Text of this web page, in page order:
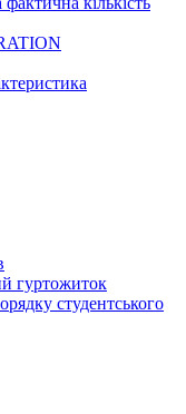
гуртожиток
студентського